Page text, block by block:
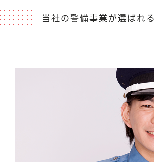
当社の警備事業が選ばれる